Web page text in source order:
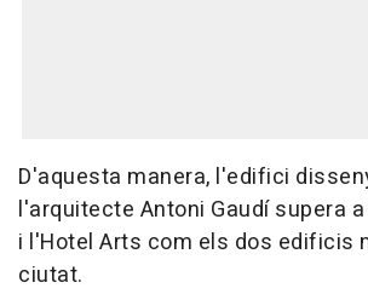
D'aquesta manera, l'edifici
l'arquitecte Antoni Gaudí supera
i l'Hotel Arts com els dos edificis
ciutat.